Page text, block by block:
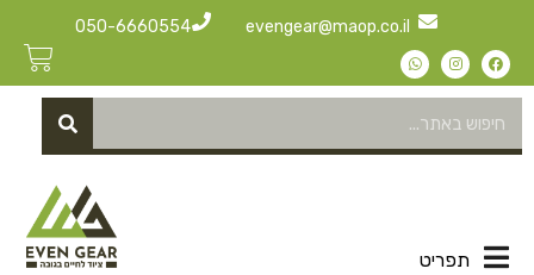
evengear@maop.co.il
050-6660554
תפריט